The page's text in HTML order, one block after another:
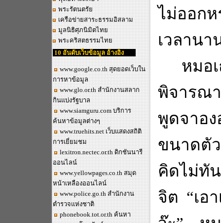
พระรัตนตรัย
เครือข่ายสาระธรรมอิสลาม
มูลนิธิศุภนิมิตไทย
พระคริสตธรรมไทย
10 อันดับเว็บข้อมูล อ้างอิง
www.google.co.thสุดยอดเว็บใน
การหาข้อมูล
www.glo.or.th สำนักงานสลาก
กินแบ่งรัฐบาล
www.siamguru.com บริการ
ค้นหาข้อมูลต่างๆ
www.truehits.net เว็บแสดงสถิติ
การเยี่ยมชม
lexitron.nectec.or.th ดิกชันนารี
ออนไลน์
www.yellowpages.co.th สมุด
หน้าเหลืองออนไลน์
www.police.go.thสำนักงาน
ตำรวจแห่งชาติ
phonebook.tot.or.thค้นหา
ไม่ออก
เวลานา
หมอ
พิจารณ
พูดจาอ
ขนาดตั
คิดไม่ทั
จิต “เอ